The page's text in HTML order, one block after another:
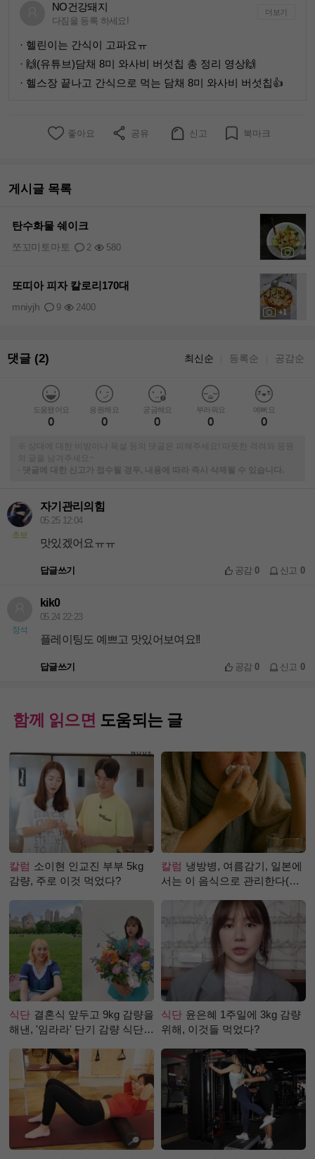
NO건강돼지
다짐을 등록 하세요!
더보기
· 헬린이는 간식이 고파요ㅠ
· 🙌(유튜브)담채 8미 와사비 버섯칩 총 정리 영상🙌
· 헬스장 끝나고 간식으로 먹는 담채 8미 와사비 버섯칩👍
좋아요 공유 신고 북마크
게시글 목록
탄수화물 쉐이크
2 580
쪼꼬미토마토
+1
또띠아 피자 칼로리170대
9 2400
mniyjh
댓글 (2) 최신순 등록순 공감순
도움됐어요
0
응원해요
0
궁금해요
0
부러워요
0
예뻐요
0
※ 상대에 대한 비방이나 욕설 등의 댓글은 피해주세요! 따뜻한 격려와 응원
-
댓글에 대한 신고가 접수될 경우, 내용에 따라 즉시 삭제될 수 있습니다.
초보
자기관리의힘
05.25 12:04
맛있겠어요ㅠㅠ
답글쓰기 공감0 신고 0
정석
kik0
05.24 22:23
플레이팅도 예쁘고 맛있어보여요!!
답글쓰기 공감0 신고 0
함께 읽으면 도움되는 글
칼럼 소이현 인교진 부부 5kg
감량, 주로 이것 먹었다?
칼럼 냉방병, 여름감기, 일본에
서는 이 음식으로 관리한다(생
식단 결혼식 앞두고 9kg 감량을
해낸, '임라라' 단기 감량 식단
식단 윤은혜 1주일에 3kg 감량
위해, 이것들 먹었다?